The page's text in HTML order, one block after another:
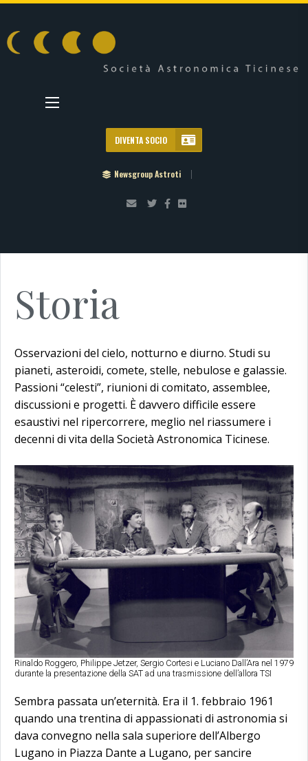
DIVENTA SOCIO
Newsgroup Astroti
Storia
Osservazioni del cielo, notturno e diurno. Studi su
pianeti, asteroidi, comete, stelle, nebulose e galassie.
Passioni “celesti”, riunioni di comitato, assemblee,
discussioni e progetti. È davvero difficile essere
esaustivi nel ripercorrere, meglio nel riassumere i
decenni di vita della Società Astronomica Ticinese.
Rinaldo Roggero, Philippe Jetzer, Sergio Cortesi e Luciano Dall’Ara nel 1979
durante la presentazione della SAT ad una trasmissione dell’allora TSI
Sembra passata un’eternità. Era il 1. febbraio 1961
quando una trentina di appassionati di astronomia si
dava convegno nella sala superiore dell’Albergo
Lugano in Piazza Dante a Lugano, per sancire